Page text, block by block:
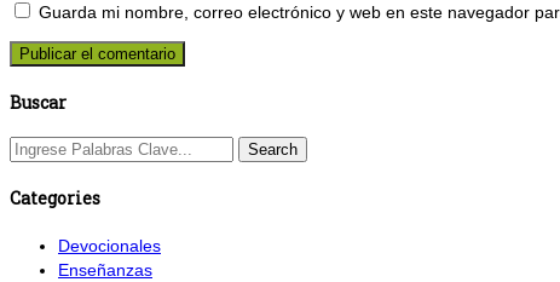
Guarda mi nombre, correo electrónico y web en este navegador
Buscar
Categories
Devocionales
Enseñanzas